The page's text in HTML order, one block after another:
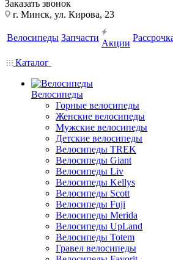
Заказать звонок
г. Минск, ул. Кирова, 23
Велосипеды Запчасти
Акции
Каталог
Велосипеды
Горные велосипеды
Женские велосипеды
Мужские велосипеды
Детские велосипеды
Велосипеды TREK
Велосипеды Giant
Велосипеды Liv
Велосипеды Kellys
Велосипеды Scott
Велосипеды Fuji
Велосипеды Merida
Велосипеды UpLand
Велосипеды Totem
Гравел велосипеды